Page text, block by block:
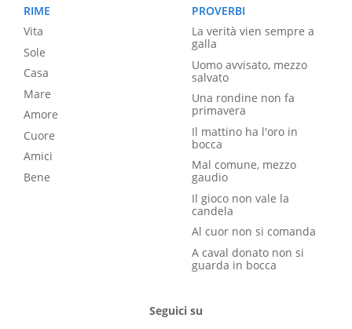
RIME
Vita
Sole
Casa
Mare
Amore
Cuore
Amici
Bene
PROVERBI
La verità vien sempre a
galla
Uomo avvisato, mezzo
salvato
Una rondine non fa
primavera
Il mattino ha l'oro in
bocca
Mal comune, mezzo
gaudio
Il gioco non vale la
candela
Al cuor non si comanda
A caval donato non si
guarda in bocca
Seguici su